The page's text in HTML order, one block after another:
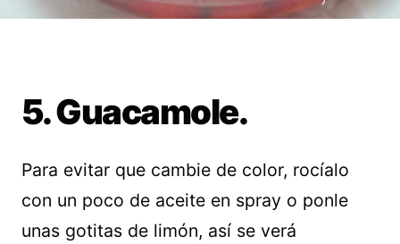
5. Guacamole.
Para evitar que cambie de color, rocíalo
con un poco de aceite en spray o ponle
unas gotitas de limón, así se verá